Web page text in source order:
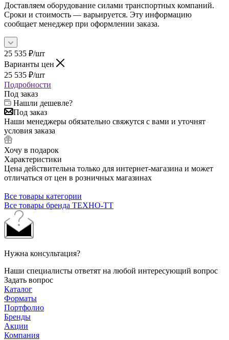
Доставляем оборудование силами транспортных компаний.
Сроки и стоимость — варьируется. Эту информацию
сообщает менеджер при оформлении заказа.
25 535 ₽/шт
Варианты цен
25 535 ₽/шт
Подробности
Под заказ
Нашли дешевле?
Под заказ
Наши менеджеры обязательно свяжутся с вами и уточнят
условия заказа
Хочу в подарок
Характеристики
Цена действительна только для интернет-магазина и может
отличаться от цен в розничных магазинах
Все товары категории
Все товары бренда ТЕХНО-ТТ
Нужна консультация?
Наши специалисты ответят на любой интересующий вопрос
Задать вопрос
Каталог
Форматы
Портфолио
Бренды
Акции
Компания